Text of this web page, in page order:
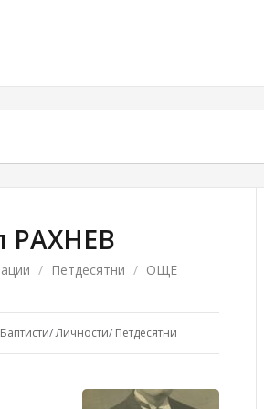
РАХНЕВ
/ Петдесятни / ОЩЕ
Баптисти/Личности/ Петдесятни